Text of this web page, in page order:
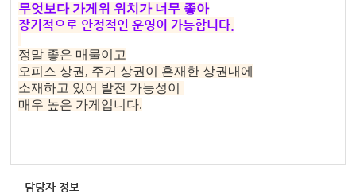
무엇보다 가게위 위치가 너무 좋아
장기적으로 안정적인 운영이 가능합니다.
정말 좋은 매물이고
오피스 상권, 주거 상권이 혼재한 상권내에
소재하고 있어 발전 가능성이
매우 높은 가게입니다.
담당자 정보